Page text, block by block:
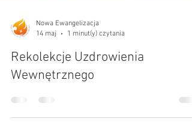
Nowa Ewangelizacja
14 maj
1 minut(y) czytania
Rekolekcje Uzdrowienia
Wewnętrznego